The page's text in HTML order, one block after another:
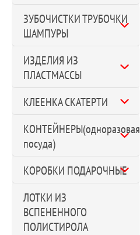
ЗУБОЧИСТКИ ТРУБОЧКИ
ШАМПУРЫ
ИЗДЕЛИЯ ИЗ
ПЛАСТМАССЫ
КЛЕЕНКА СКАТЕРТИ
КОНТЕЙНЕРЫ(одноразовая
посуда)
КОРОБКИ ПОДАРОЧНЫЕ
ЛОТКИ ИЗ
ВСПЕНЕННОГО
ПОЛИСТИРОЛА